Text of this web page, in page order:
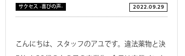
サクセス -喜びの声- 2022.09.29
こんにちは、スタッフのアユです。違法薬物と決